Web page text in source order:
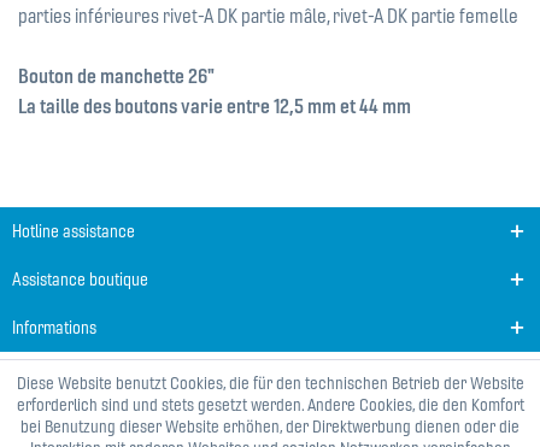
parties inférieures rivet-A DK partie mâle, rivet-A DK partie femelle
Bouton de manchette 26"
La taille des boutons varie entre 12,5 mm et 44 mm
Hotline assistance
Assistance boutique
Informations
Diese Website benutzt Cookies, die für den technischen Betrieb der Website
erforderlich sind und stets gesetzt werden. Andere Cookies, die den Komfort
bei Benutzung dieser Website erhöhen, der Direktwerbung dienen oder die